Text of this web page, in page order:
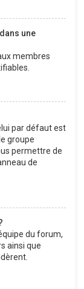
une
membres
par défaut est
groupe
permettre de
de
du forum,
ainsi que